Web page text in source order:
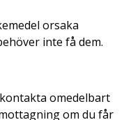
orsaka
inte få dem.
omedelbart
om du får